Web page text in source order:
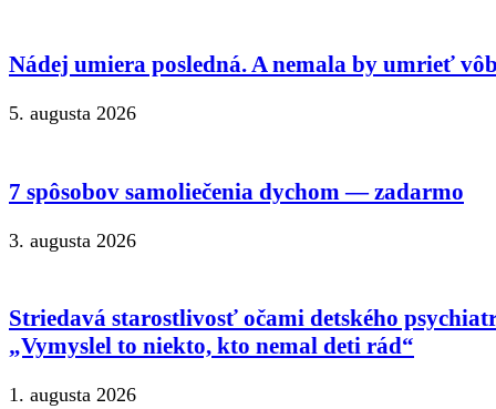
Nádej umiera posledná. A nemala by umrieť
5. augusta 2026
7 spôsobov samoliečenia dychom — zadarmo
3. augusta 2026
Striedavá starostlivosť očami detského
„Vymyslel to niekto, kto nemal deti rád“
1. augusta 2026